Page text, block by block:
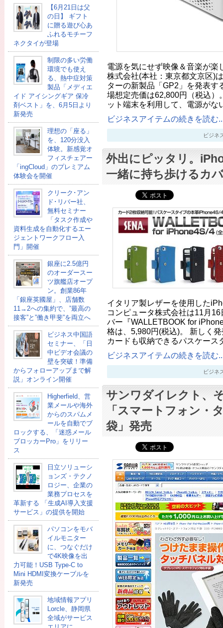
【6月21日は父
の日】 ギフト
に贈る遊び心あ
ふれるモチーフ
ネクタイが登場
制限の多い労働
環境でも使え
る、熱中症対策
製品「メディエ
イド アイシングギア 保冷
剤ベスト」を、6月5日より
新発売
理想の「座る」
を、120分没入
体験。新感覚オ
フィスチェアー
「ingCloud」のプレミアム
体験会を開催
クリーク･アン
ド･リバー社、
無料セミナー
「タスク作成や
資料生成を自動化するエー
ジェントワークフロー入
門」開催
銀座に2.5億円
のオーダースー
ツ旗艦店オープ
ン。創業86年
「銀座英國屋」、店舗数
11→2への集約で、”最高の
接客”と”働き甲斐”を両立へ
ビジネス中国語
セミナー、「日
中ビデオ会議の
壁を突破！準備
からフォローアップまで解
説」オンライン開催
Higherfield、営
業メールや海外
からのスパムメ
ールを自動でブ
ロックする、「迷惑メール
ブロッカーPro」をリリー
ス
日立ソリューシ
ョンズ・テクノ
ロジー、企業の
業務プロセスを
革新する 「生成AI導入支援
サービス」の提供を開始
パソコンをモバ
イルモニター
に、つなぐだけ
で4K映像を出
力可能！USB Type-C to
Mini HDMI変換ケーブルを
新発売
地域情報アプリ
Lorcle、静岡県
全域がサービス
電源を気にせず映像＆音楽が楽
株式会社(本社：東京都文京区)
ターの新製品「GP2」を発表す
場想定売価は62,800円（税込）
ット端末を利用して、電源が
ビジネスアイテムの続きを読む
ビジネ
外出にピッタリ。
一緒に持ち歩けるカ
イタリア製レザーを使用した
コンピュータ株式会社は11月
バー『WALLETBOOK for
格は、5,980円(税込)。 新しく
カードも収納できるパスケー
ビジネスアイテムの続きを読む
ビジネ
サンワダイレクト、
「スマートフォン・
袋」発売